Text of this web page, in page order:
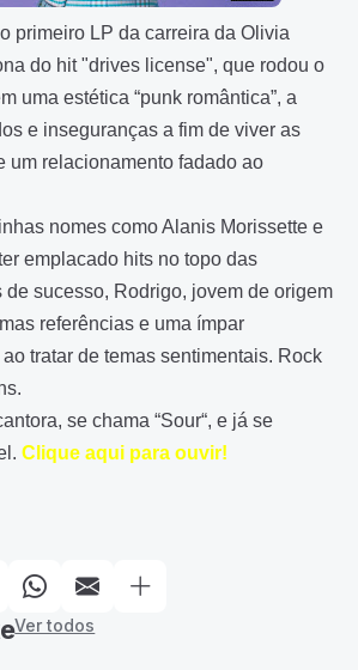
primeiro LP da carreira da Olivia
do hit "drives license", que rodou o
uma estética “punk romântica”, a
e inseguranças a fim de viver as
um relacionamento fadado ao
nomes como Alanis Morissette e
emplacado hits no topo das
de sucesso, Rodrigo, jovem de origem
referências e uma ímpar
tratar de temas sentimentais. Rock
se chama “Sour“, e já se
Clique aqui para ouvir!
Ver todos